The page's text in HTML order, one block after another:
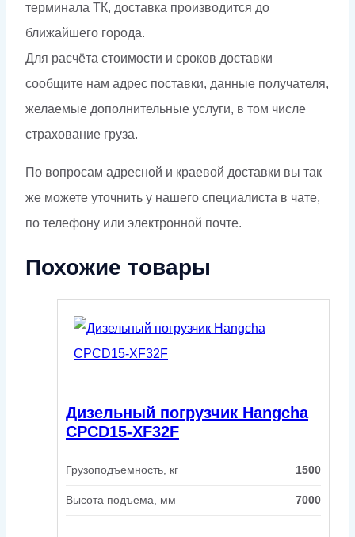
терминала ТК, доставка производится до
ближайшего города.
Для расчёта стоимости и сроков доставки
сообщите нам адрес поставки, данные получателя,
желаемые дополнительные услуги, в том числе
страхование груза.
По вопросам адресной и краевой доставки вы так
же можете уточнить у нашего специалиста в чате,
по телефону или электронной почте.
Похожие товары
Дизельный погрузчик Hangcha
CPCD15-XF32F
Грузоподъемность, кг 1500
Высота подъема, мм 7000